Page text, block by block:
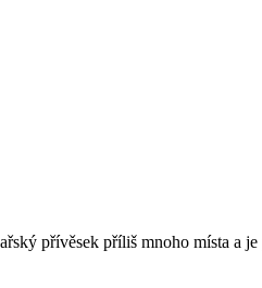
přívěsek příliš mnoho místa a